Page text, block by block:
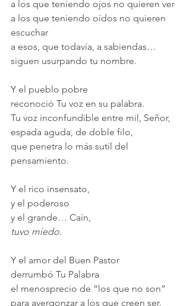
a los que teniendo ojos no quieren ver
a los que teniendo oídos no quieren
escuchar
a esos, que todavía, a sabiendas…
siguen usurpando tu nombre.
Y el pueblo pobre
reconoció Tu voz en su palabra.
Tu voz inconfundible entre mil, Señor,
espada aguda, de doble filo,
que penetra lo más sutil del
pensamiento.
Y el rico insensato,
y el poderoso
y el grande… Caín,
tuvo miedo.
Y el amor del Buen Pastor
derrumbó Tu Palabra
el menosprecio de “los que no son”
para avergonzar a los que creen ser.